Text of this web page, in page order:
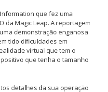
que fez uma
da Magic Leap. A reportagem
demonstração enganosa
tido dificuldades em
virtual que tem o
que tenha o tamanho
detalhes da sua operação